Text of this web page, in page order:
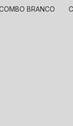
COMBO BRANCO